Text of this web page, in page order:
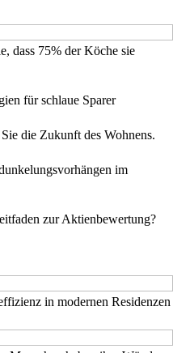
dass 75% der Köche sie
für schlaue Sparer
die Zukunft des Wohnens.
im
zur Aktienbewertung?
in modernen Residenzen